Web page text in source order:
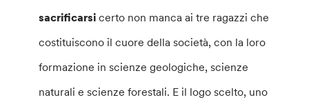
sacrificarsicerto non manca ai tre ragazzi che
costituiscono il cuore della società, con la loro
formazione in scienze geologiche, scienze
naturali e scienze forestali. E il logo scelto, uno